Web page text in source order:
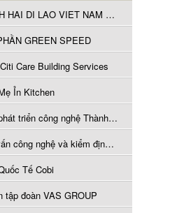
CÔNG TY TNHH HAI DI LAO VIET NAM HOLDINGS - CHI NHÁNH THÀNH PHỐ HỒ CHÍ MINH
GREEN SPEED
Care Building Services
Ỉn Kitchen
Công ty TNHH phát triển công nghệ Thành Nam
Công ty Cp tư vấn công nghệ và kiểm định xây dựng Việt Nam
Tế Cobi
tập đoàn VAS GROUP